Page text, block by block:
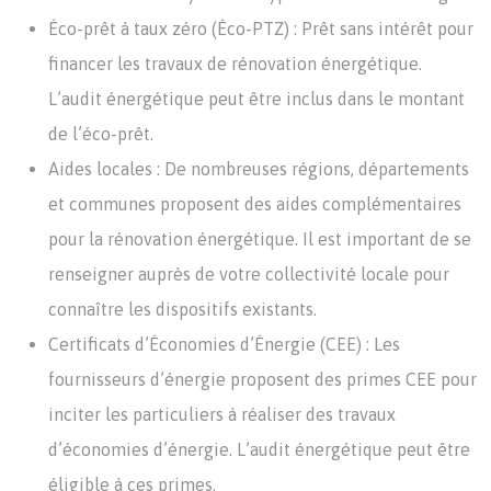
Éco-prêt à taux zéro (Éco-PTZ) : Prêt sans intérêt pour
financer les travaux de rénovation énergétique.
L’audit énergétique peut être inclus dans le montant
de l’éco-prêt.
Aides locales : De nombreuses régions, départements
et communes proposent des aides complémentaires
pour la rénovation énergétique. Il est important de se
renseigner auprès de votre collectivité locale pour
connaître les dispositifs existants.
Certificats d’Économies d’Énergie (CEE) : Les
fournisseurs d’énergie proposent des primes CEE pour
inciter les particuliers à réaliser des travaux
d’économies d’énergie. L’audit énergétique peut être
éligible à ces primes.